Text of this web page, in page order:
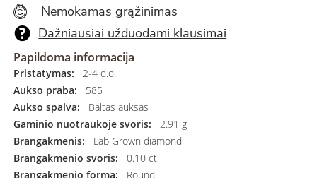
Nemokamas grąžinimas
Dažniausiai užduodami klausimai
Papildoma informacija
Pristatymas:
2-4 d.d.
Aukso praba:
585
Aukso spalva:
Baltas auksas
Gaminio nuotraukoje svoris:
2.91 g
Brangakmenis:
Lab Grown diamond
Brangakmenio svoris:
0.10 ct
Brangakmenio forma:
Round